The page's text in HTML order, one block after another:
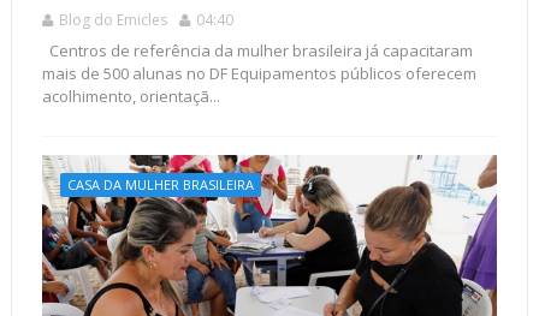
Blog do Emicles 04:40
Centros de referência da mulher brasileira já capacitaram
mais de 500 alunas no DF Equipamentos públicos oferecem
acolhimento, orientaçã...
CASA DA MULHER BRASILEIRA